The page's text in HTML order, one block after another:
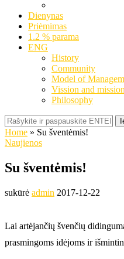
Dienynas
Priėmimas
1.2 % parama
ENG
History
Community
Model of
Vission and
Philosophy
Home » Su šventėmis!
Naujienos
Su šventėmis!
sukūrė admin 2017-12-22
Lai artėjančių švenčių
prasmingoms idėjoms ir